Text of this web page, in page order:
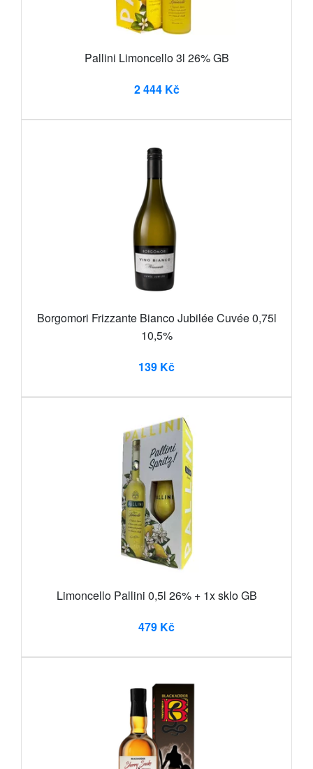
Pallini Limoncello 3l 26% GB
2 444 Kč
Borgomori Frizzante Bianco Jubilée Cuvée 0,75l
10,5%
139 Kč
Limoncello Pallini 0,5l 26% + 1x sklo GB
479 Kč